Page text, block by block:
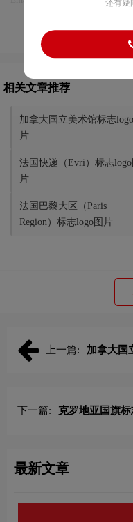
相关文章推荐
加拿大国立美术馆标志
片
法国快递（Evri）标志logo
片
法国巴黎大区（Paris
Region）标志logo图片
上一篇: 加拿大国
下一篇: 克罗地亚国旗
最新文章
还有疑